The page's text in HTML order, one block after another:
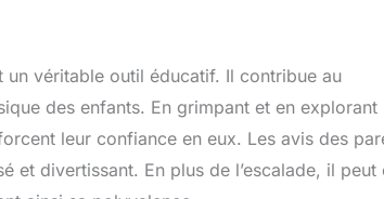
un véritable outil éducatif. Il contribue au
des enfants. En grimpant et en explorant
leur confiance en eux. Les avis des
et divertissant. En plus de l’escalade, il peut